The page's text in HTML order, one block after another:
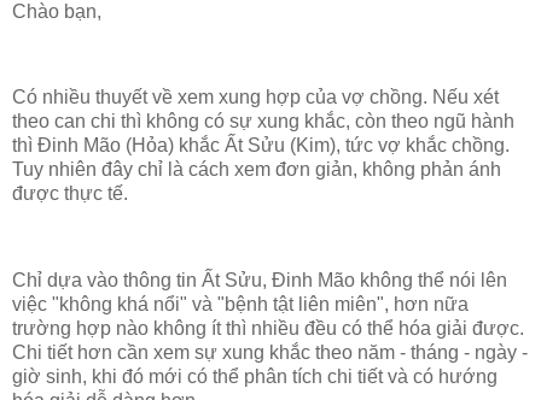
Chào bạn,
Có nhiều thuyết về xem xung hợp của vợ chồng. Nếu xét
theo can chi thì không có sự xung khắc, còn theo ngũ hành
thì Đinh Mão (Hỏa) khắc Ất Sửu (Kim), tức vợ khắc chồng.
Tuy nhiên đây chỉ là cách xem đơn giản, không phản ánh
được thực tế.
Chỉ dựa vào thông tin Ất Sửu, Đinh Mão không thể nói lên
việc "không khá nổi" và "bệnh tật liên miên", hơn nữa
trường hợp nào không ít thì nhiều đều có thể hóa giải được.
Chi tiết hơn cần xem sự xung khắc theo năm - tháng - ngày -
giờ sinh, khi đó mới có thể phân tích chi tiết và có hướng